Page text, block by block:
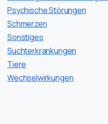
Psychische Störungen
Schmerzen
Sonstiges
Suchterkrankungen
Tiere
Wechselwirkungen